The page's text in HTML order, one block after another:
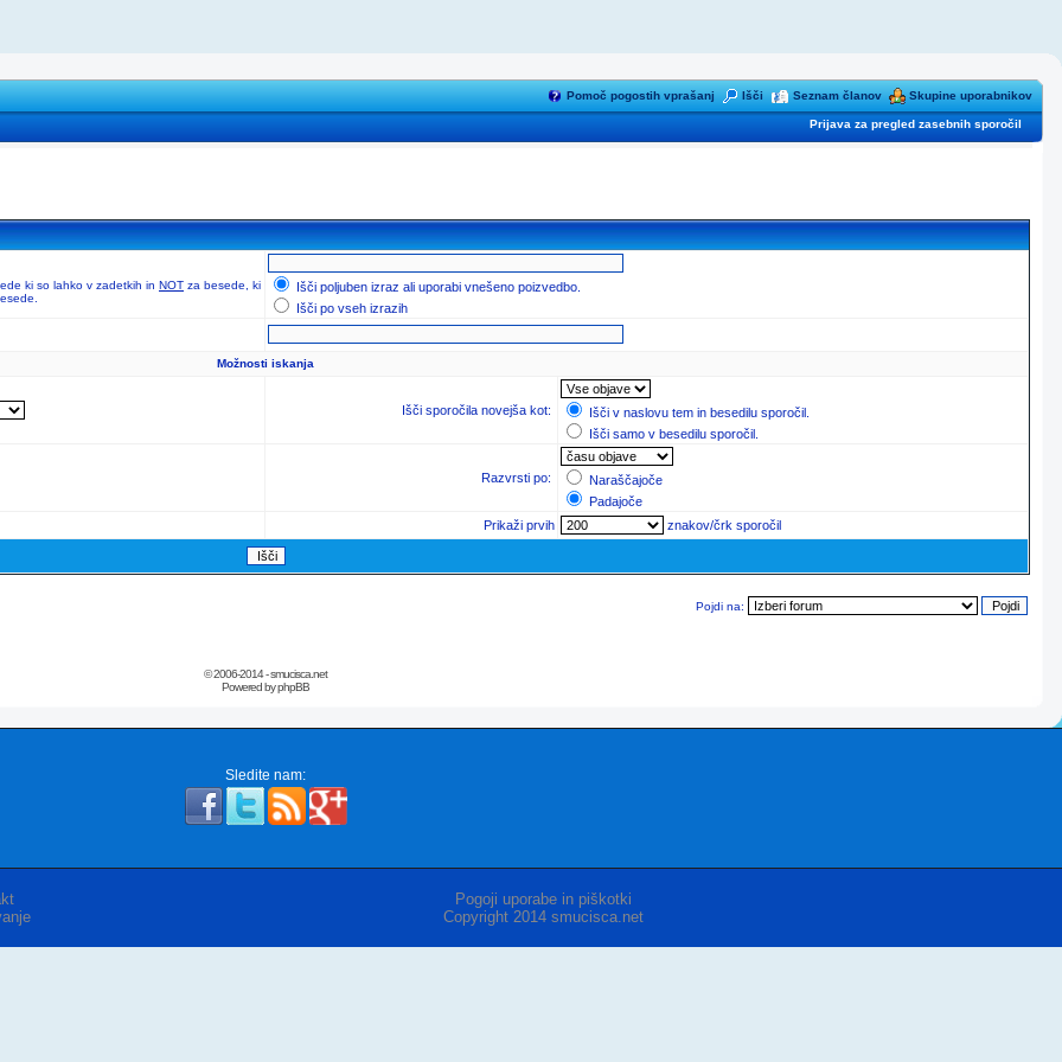
Pomoč pogostih vprašanj Išči Seznam članov Skupine uporabnikov
Prijava za pregled zasebnih sporočil
ki so lahko v zadetkih in NOT za besede, ki
Išči poljuben izraz ali uporabi vnešeno poizvedbo.
Išči po vseh izrazih
Možnosti iskanja
Išči sporočila novejša kot:
Išči v naslovu tem in besedilu sporočil.
Išči samo v besedilu sporočil.
Razvrsti po:
Naraščajoče
Padajoče
Prikaži prvih znakov/črk sporočil
Pojdi na:
© 2006-2014 - smucisca.net
Powered by phpBB
Sledite nam:
Pogoji uporabe in piškotki
Copyright 2014 smucisca.net